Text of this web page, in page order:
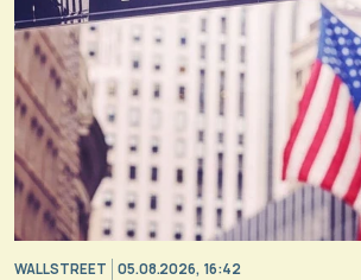
WALL STREET 05.08.2026, 16:42